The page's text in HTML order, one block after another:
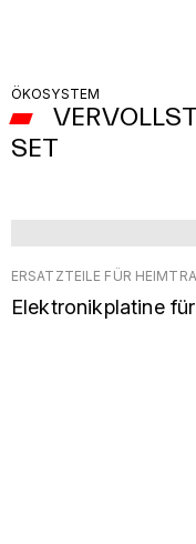
ÖKOSYSTEM
SET
ERSATZTEILE FÜR
Elektronikplatine